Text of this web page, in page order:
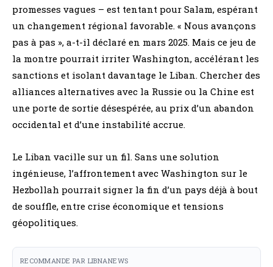
promesses vagues – est tentant pour Salam, espérant
un changement régional favorable. « Nous avançons
pas à pas », a-t-il déclaré en mars 2025. Mais ce jeu de
la montre pourrait irriter Washington, accélérant les
sanctions et isolant davantage le Liban. Chercher des
alliances alternatives avec la Russie ou la Chine est
une porte de sortie désespérée, au prix d’un abandon
occidental et d’une instabilité accrue.
Le Liban vacille sur un fil. Sans une solution
ingénieuse, l’affrontement avec Washington sur le
Hezbollah pourrait signer la fin d’un pays déjà à bout
de souffle, entre crise économique et tensions
géopolitiques.
RECOMMANDE PAR LIBNANEWS